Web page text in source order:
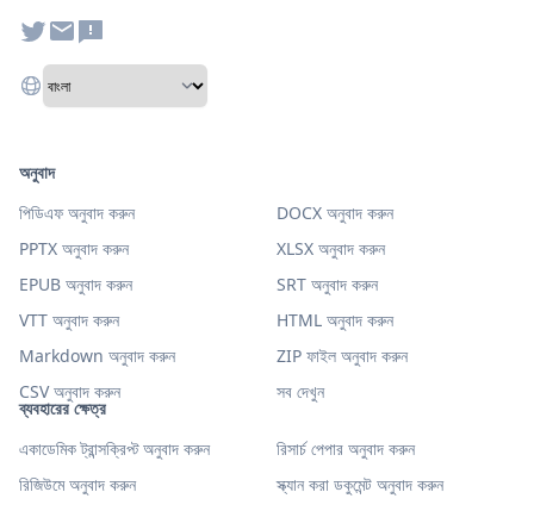
ব্যবহারের ক্ষেত্র
একাডেমিক ট্রান্সক্রিপ্ট অনুবাদ করুন
রিসার্চ পেপার অনুবাদ করুন
রিজিউমে অনুবাদ করুন
স্ক্যান করা ডকুমেন্ট অনুবাদ করুন
অনুবাদ
পিডিএফ অনুবাদ করুন
DOCX অনুবাদ করুন
PPTX অনুবাদ করুন
XLSX অনুবাদ করুন
EPUB অনুবাদ করুন
SRT অনুবাদ করুন
VTT অনুবাদ করুন
HTML অনুবাদ করুন
Markdown অনুবাদ করুন
ZIP ফাইল অনুবাদ করুন
CSV অনুবাদ করুন
সব দেখুন